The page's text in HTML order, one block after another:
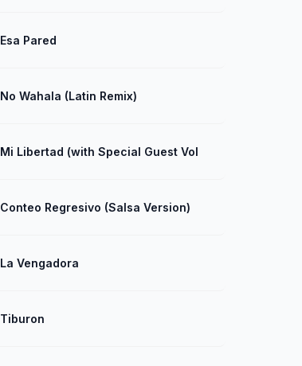
Esa Pared
No Wahala (Latin Remix)
Mi Libertad (with Special Guest Voltio)
Conteo Regresivo (Salsa Version)
La Vengadora
Tiburon